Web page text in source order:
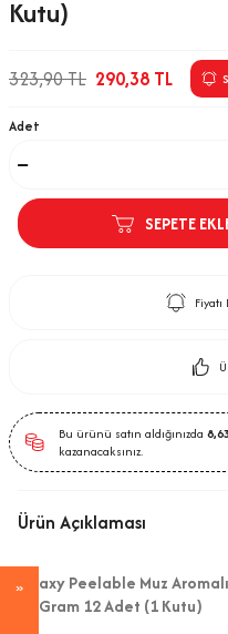
Kutu)
323,90TL 290,38 TL
Adet
SEPETE
Bu ürünü satın aldığınızda 8,63
kazanacaksınız.
Ürün Açıklaması
Jelaxy Peelable Muz
65 Gram 12 Adet (1 Kutu)